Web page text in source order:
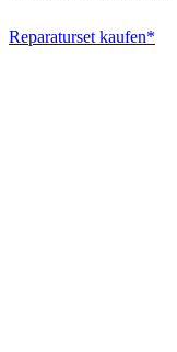
Reparaturset kaufen*